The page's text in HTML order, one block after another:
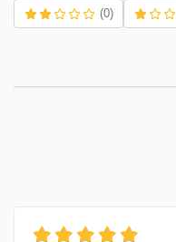
(0)